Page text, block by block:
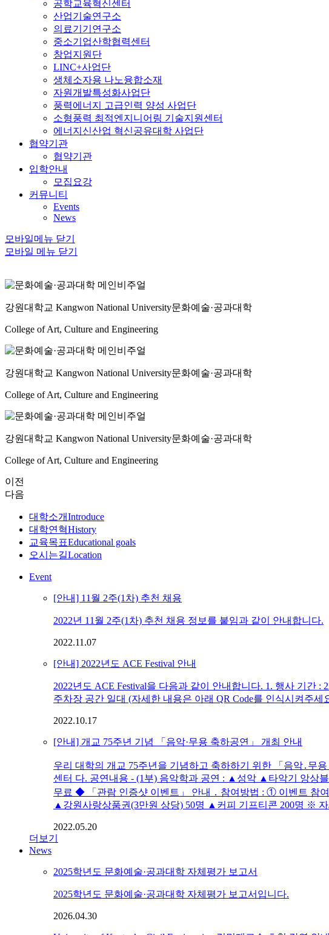
공학교육혁신센터
산업기술연구소
의료기기연구소
중소기업산학협력센터
창업지원단
LINC+사업단
생체소자용 나노융합소재
자원개발특성화사업단
풍력에너지 고급인력 양성 사업단
소형풍력 최적엔지니어링 기술지원센터
에너지신산업 혁신공유대학 사업단
협약기관
협약기관
입학안내
모집요강
커뮤니티
Events
News
모바일메뉴 닫기
모바일 메뉴 닫기
강원대학교 Kangwon National University문화예술·공과대학
College of Art, Culture and Engineering
강원대학교 Kangwon National University문화예술·공과대학
College of Art, Culture and Engineering
강원대학교 Kangwon National University문화예술·공과대학
College of Art, Culture and Engineering
이전
다음
대학소개Introduce
대학연혁History
교육목표Educational goals
오시는길Location
Event
[안내] 11월 2주(1차) 추천 채용
2022년 11월 2주(1차) 추천 채용 정보를 붙임과 같이 안내합니다.
2022.11.07
[안내] 2022년도 ACE Festival 안내
2022년도 ACE Festival을 다음과 같이 안내합니다. 1. 행사 기간 :
주차장 공간 일대 (자세한 내용은 아래 QR Code를 인식시켜주세
2022.10.17
[안내] 개교 75주년 기념 「음악·무용 축하공연」 개최 안내
우리 대학의 개교 75주년을 기념하고 축하하기 위한 「음악․무
센터 다. 공연내용 - (1부) 음악학과 공연 : ▲성악 ▲타악기 앙상
무료 ◆ 「관람 인증샷 이벤트」 안내 ․ 참여방법 : ① 이벤트 참
▲강원사랑상품권(3만원 상당) 50명 ▲커피 기프티콘 200명 ※
2022.05.20
더보기
News
2025학년도 문화예술·공과대학 자체평가 보고서
2025학년도 문화예술·공과대학 자체평가 보고서입니다.
2026.04.30